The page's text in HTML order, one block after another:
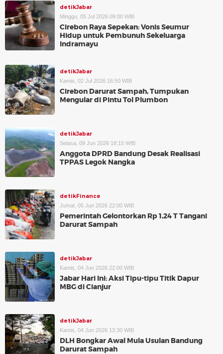
detikJabar
Minggu, 05 Jul 2026 09:00 WIB
Cirebon Raya Sepekan: Vonis Seumur
Hidup untuk Pembunuh Sekeluarga
Indramayu
detikJabar
Kamis, 02 Jul 2026 16:50 WIB
Cirebon Darurat Sampah, Tumpukan
Mengular di Pintu Tol Plumbon
detikJabar
Selasa, 09 Jun 2026 18:15 WIB
Anggota DPRD Bandung Desak Realisasi
TPPAS Legok Nangka
detikFinance
Jumat, 05 Jun 2026 22:00 WIB
Pemerintah Gelontorkan Rp 1,24 T Tangani
Darurat Sampah
detikJabar
Kamis, 04 Jun 2026 22:00 WIB
Jabar Hari Ini: Aksi Tipu-tipu Titik Dapur
MBG di Cianjur
detikJabar
Kamis, 04 Jun 2026 13:30 WIB
DLH Bongkar Awal Mula Usulan Bandung
Darurat Sampah